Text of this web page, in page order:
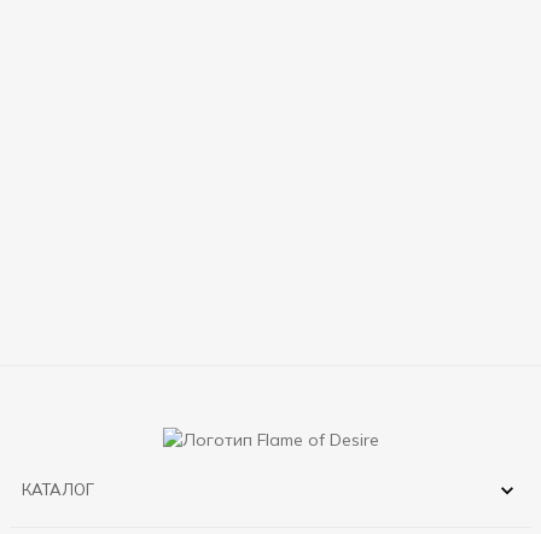
КАТАЛОГ